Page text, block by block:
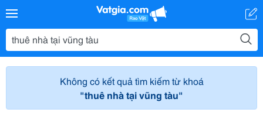
Không có kết quả tìm kiếm từ khoá
"thuê nhà tại vũng tàu"